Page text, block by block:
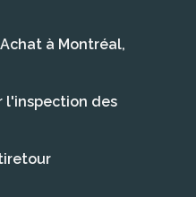
à Montréal,
l'inspection des